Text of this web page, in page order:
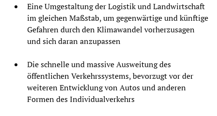
Eine Umgestaltung der Logistik und Landwirtschaft
im gleichen Maßstab, um gegenwärtige und künftige
Gefahren durch den Klimawandel vorherzusagen
und sich daran anzupassen
Die schnelle und massive Ausweitung des
öffentlichen Verkehrssystems, bevorzugt vor der
weiteren Entwicklung von Autos und anderen
Formen des Individualverkehrs